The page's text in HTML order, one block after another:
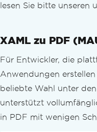
ew
IronPdf.
// Render our
renderer .
ing()).SaveAs(
}
lesen Sie bitte unseren
XAML zu PDF
Für Entwickler, die
Anwendungen
beliebte Wahl unter
unterstützt
in PDF mit wenigen